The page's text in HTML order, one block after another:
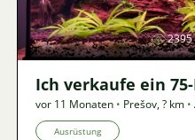
2395
Ich verkaufe ein
vor 11 Monaten • Prešov,? km •
Ausrüstung